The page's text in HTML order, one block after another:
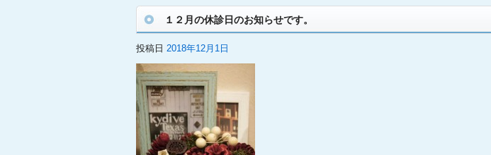
１２月の休診日のお知らせです。
投稿日 2018年12月1日